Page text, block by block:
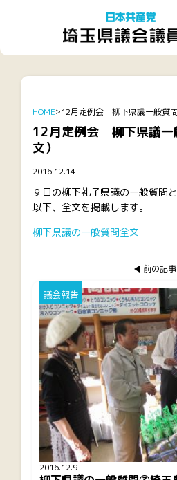
HOME 12月定例会 柳下県議一般質問
12月定例会 柳下県議一
文）
2016.12.14
９日の柳下礼子県議の一般質問
以下、全文を掲載します。
柳下県議の一般質問全文
前の記事
2016.12.9
議会報告